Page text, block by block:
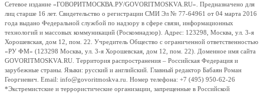
Сетевое издание «ГОВОРИТМОСКВА.РУ/GOVORITMOSKVA.RU». Предназначено для
лиц старше 16 лет. Свидетельство о регистрации СМИ Эл № 77-64961 от 04 марта 2016
года выдано Федеральной службой по надзору в сфере связи, информационных
технологий и массовых коммуникаций (Роскомнадзор). Адрес: 123298, Москва, ул. 3-я
Хорошевская, дом 12, пом. 22. Учредитель Общество с ограниченной ответственностью
«РУ ФМ» (123298 Москва, ул. 3-я Хорошевская, дом 12, пом. 22). Доменное имя сайта
GOVORITMOSKVA.RU. Территория распространения – Российская Федерация и
зарубежные страны. Языки: русский и английский. Главный редактор Бабаян Роман
Георгиевич. Email: info@govoritmoskva.ru. Номер телефона: +7 (495) 950-62-26
*Экстремистские и террористические организации, запрещенные в Российской